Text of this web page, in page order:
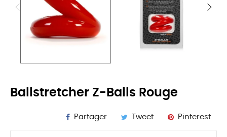
Ballstretcher Z-Balls Rouge
Partager Tweet Pinterest